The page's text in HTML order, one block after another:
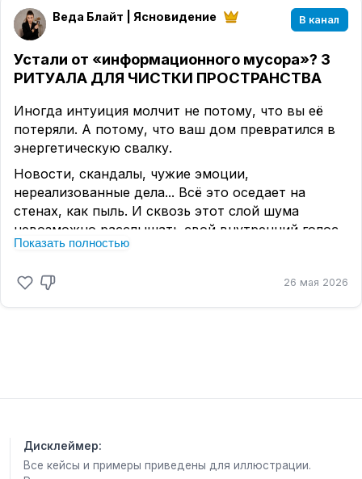
Ерёменко
, который заменил в бою раненого
командира роты.
Веда Блайт | Ясновидение В канал
Устали от «информационного мусора»? 3
РИТУАЛА ДЛЯ ЧИСТКИ ПРОСТРАНСТВА
Иногда интуиция молчит не потому, что вы её
потеряли. А потому, что ваш дом превратился в
энергетическую свалку.
Новости, скандалы, чужие эмоции,
нереализованные дела... Всё это оседает на
стенах, как пыль. И сквозь этот слой шума
невозможно расслышать свой внутренний голос.
делать консультацию, я «распечатываю» свое
видение.
15 минут. Представляйте, как серая муть уходит
сразу слейте, не глядя на неё. Это заземляет и
снимает «чужое».
Показать полностью
26 мая 2026
Дисклеймер:
Все кейсы и примеры приведены для иллюстрации.